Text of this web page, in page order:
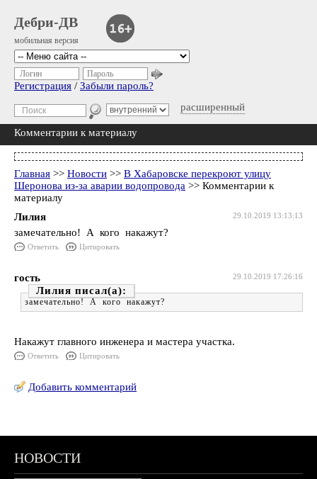
Дебри-ДВ
мобильная версия
расширенный
Логин Пароль
Регистрация / Забыли пароль?
Комментарии к материалу
Главная >> Новости >> В Хабаровске перекроют улицу
Шеронова из-за аварии водопровода >> Комментарии к
материалу
29.10.2019 13:13:13
Лилия
замечательно! А кого накажут?
Ответить Цитировать
29.10.2019 17:26:16
гость
Лилия
замечательно! А кого накажут?
Накажут главного инженера и мастера участка.
Ответить Цитировать
Добавить комментарий
НОВОСТИ